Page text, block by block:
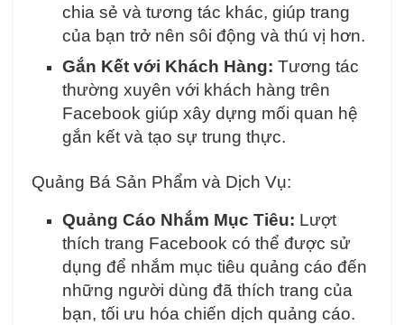
chia sẻ và tương tác khác, giúp trang
của bạn trở nên sôi động và thú vị hơn.
Gắn Kết với Khách Hàng: Tương tác
thường xuyên với khách hàng trên
Facebook giúp xây dựng mối quan hệ
gắn kết và tạo sự trung thực.
Quảng Bá Sản Phẩm và Dịch Vụ:
Quảng Cáo Nhắm Mục Tiêu: Lượt
thích trang Facebook có thể được sử
dụng để nhắm mục tiêu quảng cáo đến
những người dùng đã thích trang của
bạn, tối ưu hóa chiến dịch quảng cáo.